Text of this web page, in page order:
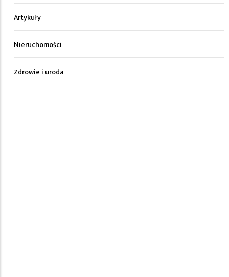
Artykuły
Nieruchomości
Zdrowie i uroda